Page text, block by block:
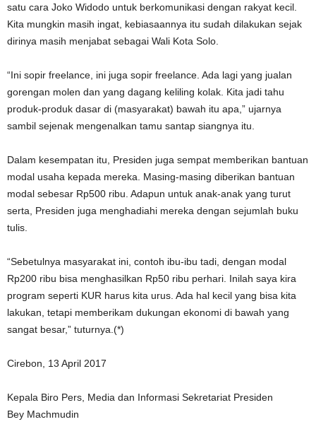
satu cara Joko Widodo untuk berkomunikasi dengan rakyat kecil.
Kita mungkin masih ingat, kebiasaannya itu sudah dilakukan sejak
dirinya masih menjabat sebagai Wali Kota Solo.
“Ini sopir freelance, ini juga sopir freelance. Ada lagi yang jualan
gorengan molen dan yang dagang keliling kolak. Kita jadi tahu
produk-produk dasar di (masyarakat) bawah itu apa,” ujarnya
sambil sejenak mengenalkan tamu santap siangnya itu.
Dalam kesempatan itu, Presiden juga sempat memberikan bantuan
modal usaha kepada mereka. Masing-masing diberikan bantuan
modal sebesar Rp500 ribu. Adapun untuk anak-anak yang turut
serta, Presiden juga menghadiahi mereka dengan sejumlah buku
tulis.
“Sebetulnya masyarakat ini, contoh ibu-ibu tadi, dengan modal
Rp200 ribu bisa menghasilkan Rp50 ribu perhari. Inilah saya kira
program seperti KUR harus kita urus. Ada hal kecil yang bisa kita
lakukan, tetapi memberikam dukungan ekonomi di bawah yang
sangat besar,” tuturnya.(*)
Cirebon, 13 April 2017
Kepala Biro Pers, Media dan Informasi Sekretariat Presiden
Bey Machmudin